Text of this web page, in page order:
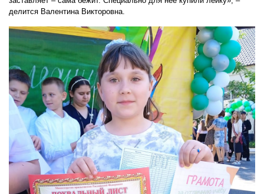
делится Валентина Викторовна.